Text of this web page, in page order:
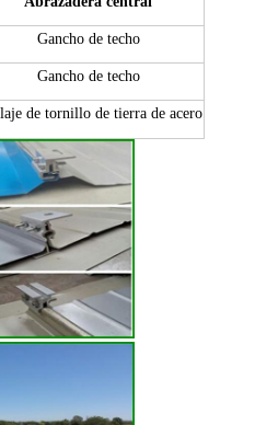
Gancho de techo
Gancho de techo
de tornillo de tierra de acero